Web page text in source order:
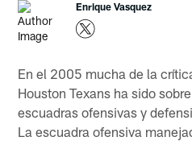
Enrique Vasquez
En el 2005 mucha de la
Houston Texans ha sido
escuadras ofensivas y
La escuadra ofensiva